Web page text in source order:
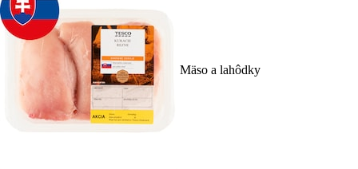
Mäso a lahôdky